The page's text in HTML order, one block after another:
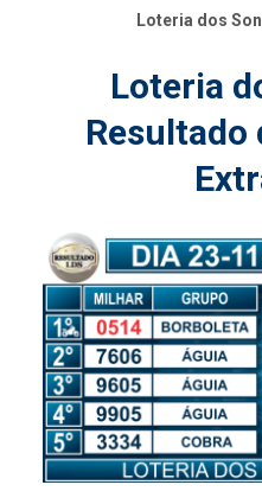
Loteria dos
Loteria
Resultado